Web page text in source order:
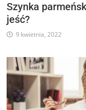
Szynka
jeść?
9 kwietnia, 2022